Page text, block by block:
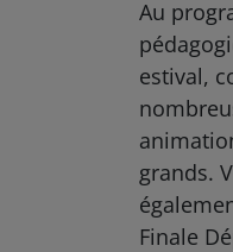
Au
estival,
grands.
Finale